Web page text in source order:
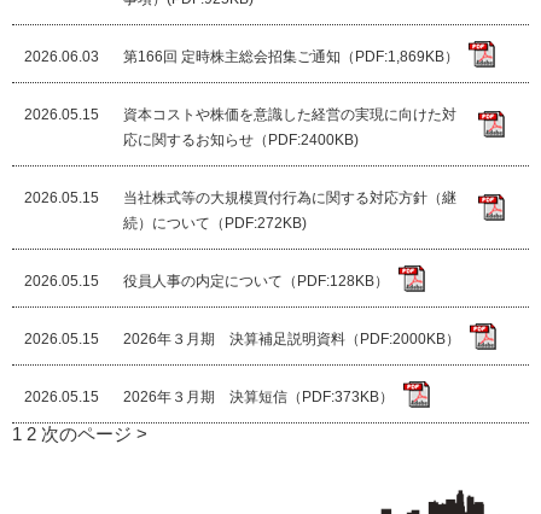
2026.06.03 第166回 定時株主総会招集ご通知（PDF:1,869KB）
2026.05.15
資本コストや株価を意識した経営の実現に向けた対
応に関するお知らせ（PDF:2400KB)
2026.05.15
当社株式等の大規模買付行為に関する対応方針（継
続）について（PDF:272KB)
2026.05.15 役員人事の内定について（PDF:128KB）
2026.05.15 2026年３月期 決算補足説明資料（PDF:2000KB）
2026.05.15 2026年３月期 決算短信（PDF:373KB）
1 2 次のページ >